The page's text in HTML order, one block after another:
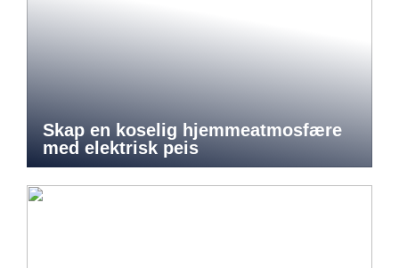
Skap en koselig hjemmeatmosfære
med elektrisk peis